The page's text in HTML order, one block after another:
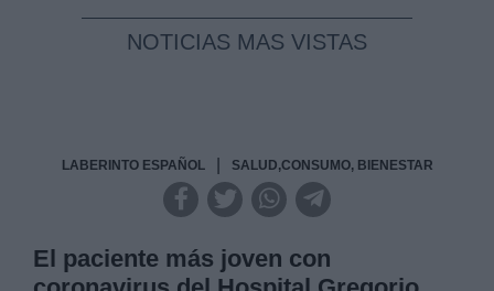
NOTICIAS MAS VISTAS
LABERINTO ESPAÑOL SALUD,CONSUMO, BIENESTAR
El paciente más joven con